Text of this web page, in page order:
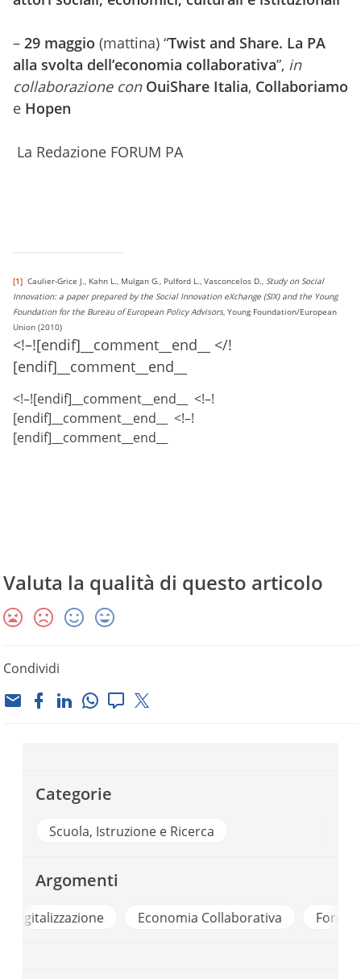
– 29 maggio (mattina) “Twist and Share. La PA
alla svolta dell’economia collaborativa”, in
collaborazione con OuiShare Italia, Collaboriamo
e Hopen
La Redazione FORUM PA
[1] Caulier-Grice J., Kahn L., Mulgan G., Pulford L., Vasconcelos D., Study on Social
Innovation: a paper prepared by the Social Innovation eXchange (SIX) and the Young
Foundation for the Bureau of European Policy Advisors, Young Foundation/European
Union (2010)
<!–![endif]__comment__end__ </!
[endif]__comment__end__
<!–![endif]__comment__end__ <!–!
[endif]__comment__end__ <!–!
[endif]__comment__end__
Valuta la qualità di questo articolo
Condividi
Categorie
Scuola, Istruzione e Ricerca
Argomenti
Economia Collaborativa Formazione